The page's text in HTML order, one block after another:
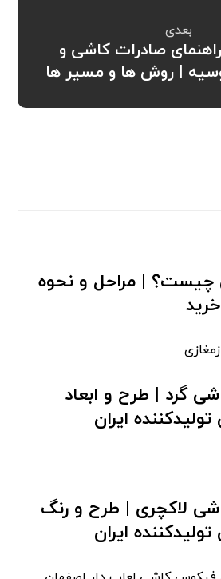
بعدی
صادرات کاشی و
| روش ها و مسیر ها
| مراحل و نحوه
گرد | طرح و ابعاد
ایران
لاکچری | طرح و رنگ
ایران